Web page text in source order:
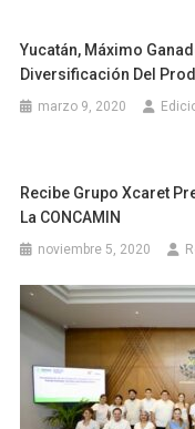
Yucatán, Máximo
Diversificación Del
marzo 9, 2020
Recibe Grupo Xcaret
La CONCAMIN
noviembre 5, 2020